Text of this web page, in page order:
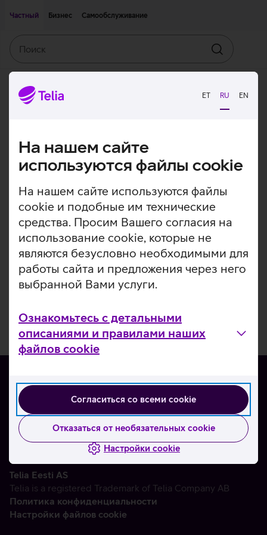
ET RU EN
На нашем сайте
используются файлы cookie
На нашем сайте используются файлы
cookie и подобные им технические
средства. Просим Вашего согласия на
использование cookie, которые не
являются безусловно необходимыми для
работы сайта и предложения через него
выбранной Вами услуги.
Ознакомьтесь с детальными
описаниями и правилами наших
файлов cookie
Согласиться со всеми cookie
Отказаться от необязательных cookie
Настройки cookie
Частный
Бизнес Самообслуживание
Искать
О нас
Контакты
Партнерам
Telia Eesti AS
Telia is a registered Trademark of Telia Company AB
Политика конфиденциальности
Настройки файлов cookie